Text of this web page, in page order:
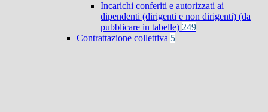
Incarichi conferiti e autorizzati ai
dipendenti (dirigenti e non dirigenti) (da
pubblicare in tabelle) 249
Contrattazione collettiva 5